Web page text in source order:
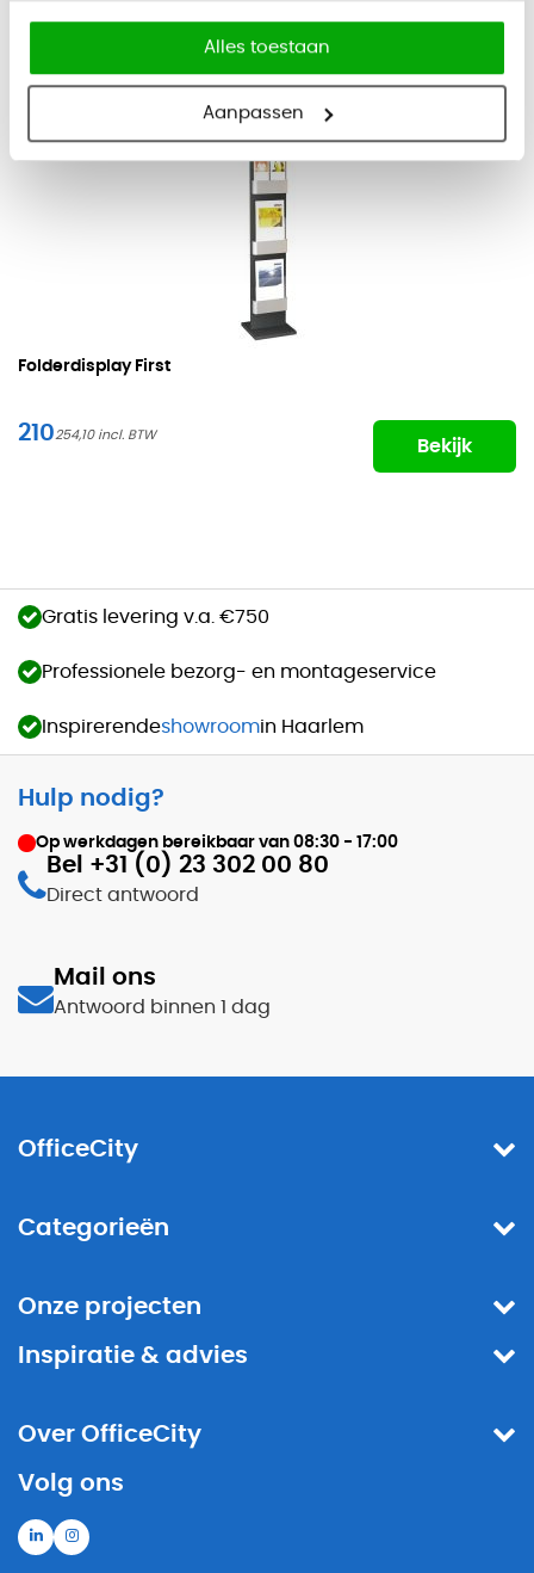
Alles toestaan
Aanpassen
Folderdisplay First
210254,10
Bekijk
Gratis levering v.a. €750
Professionele bezorg- en montageservice
Inspirerendeshowroomin Haarlem
Hulp nodig?
Op werkdagen bereikbaar van 08:30 - 17:00
Bel +31 (0) 23 302 00 80
Direct antwoord
Mail ons
Antwoord binnen 1 dag
OfficeCity
Categorieën
Onze projecten
Inspiratie & advies
Over OfficeCity
Volg ons